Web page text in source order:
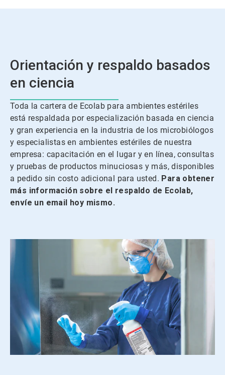
Orientación y respaldo basados
en ciencia
Toda la cartera de Ecolab para ambientes estériles
está respaldada por especialización basada en ciencia
y gran experiencia en la industria de los microbiólogos
y especialistas en ambientes estériles de nuestra
empresa: capacitación en el lugar y en línea, consultas
y pruebas de productos minuciosas y más, disponibles
a pedido sin costo adicional para usted. Para obtener
más información sobre el respaldo de Ecolab,
envíe un email hoy mismo.